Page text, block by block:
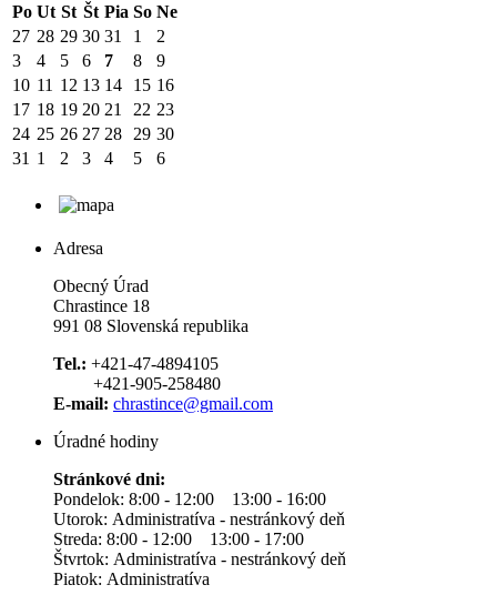
Po Ut St Št Pia So Ne
27 28 29 30 31 1
2
3
4 5 6 7 8
9
10 11 12 13 14 15 16
17 18 19 20 21 22 23
24 25 26 27 28 29 30
31 1 2 3 4 5 6
Adresa
Obecný Úrad
Chrastince 18
991 08 Slovenská republika
Tel.: +421-47-4894105
+421-905-258480
E-mail: chrastince@gmail.com
Úradné hodiny
Stránkové dni:
Pondelok: 8:00 - 12:00 13:00 - 16:00
Utorok: Administratíva - nestránkový deň
Streda: 8:00 - 12:00 13:00 - 17:00
Štvrtok: Administratíva - nestránkový deň
Piatok: Administratíva